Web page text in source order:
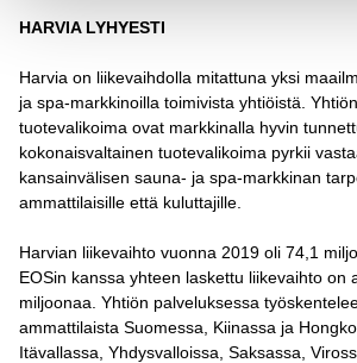
HARVIA LYHYESTI
Harvia on liikevaihdolla mitattuna yksi
ja spa-markkinoilla toimivista yhtiöistä.
tuotevalikoima ovat markkinalla hyvin
kokonaisvaltainen tuotevalikoima pyrkii
kansainvälisen sauna- ja spa-markkinan
ammattilaisille että kuluttajille.
Harvian liikevaihto vuonna 2019 oli 74,1
EOSin kanssa yhteen laskettu liikevaihto on
miljoonaa. Yhtiön palveluksessa
ammattilaista Suomessa, Kiinassa ja
Itävallassa, Yhdysvalloissa, Saksassa,